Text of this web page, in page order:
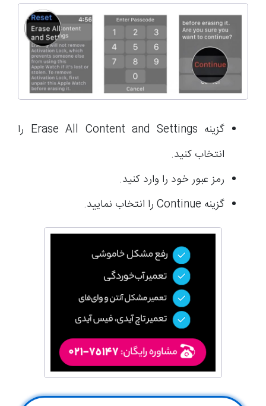
گزینه Erase All Content and Settings را
انتخاب کنید.
رمز عبور خود را وارد کنید.
گزینه Continue را انتخاب نمایید.